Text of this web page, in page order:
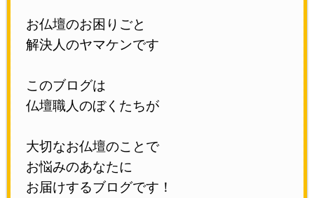
お仏壇のお困りごと
解決人のヤマケンです
このブログは
仏壇職人のぼくたちが
大切なお仏壇のことで
お悩みのあなたに
お届けするブログです！